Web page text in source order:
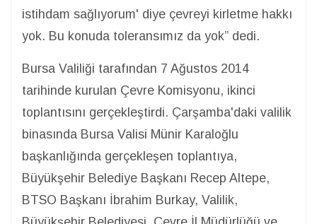
istihdam sağlıyorum' diye çevreyi kirletme hakkı
yok. Bu konuda toleransımız da yok” dedi.
Bursa Valiliği tarafından 7 Ağustos 2014
tarihinde kurulan Çevre Komisyonu, ikinci
toplantısını gerçekleştirdi. Çarşamba'daki valilik
binasında Bursa Valisi Münir Karaloğlu
başkanlığında gerçekleşen toplantıya,
Büyükşehir Belediye Başkanı Recep Altepe,
BTSO Başkanı İbrahim Burkay, Valilik,